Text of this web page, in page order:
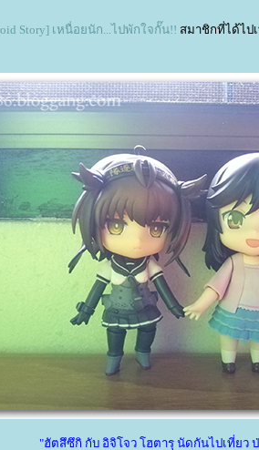
Story] เหนื่อยนัก...ไปพักใจกั๊น!! สมาชิกที่ได้ไป
"ฮัตสึซึกิ กับ อิจิโจว โฮตารุ นัดกันไปเที่ยว ป่